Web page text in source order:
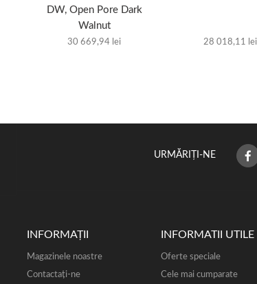
DW, Open Pore Dark
Walnut
30 669,94 lei 28 018,11 lei
URMĂRIȚI-NE
INFORMAŢII
Magazinele noastre
Contactați-ne
INFORMATII UTILE
Oferte speciale
Cele mai cumparate